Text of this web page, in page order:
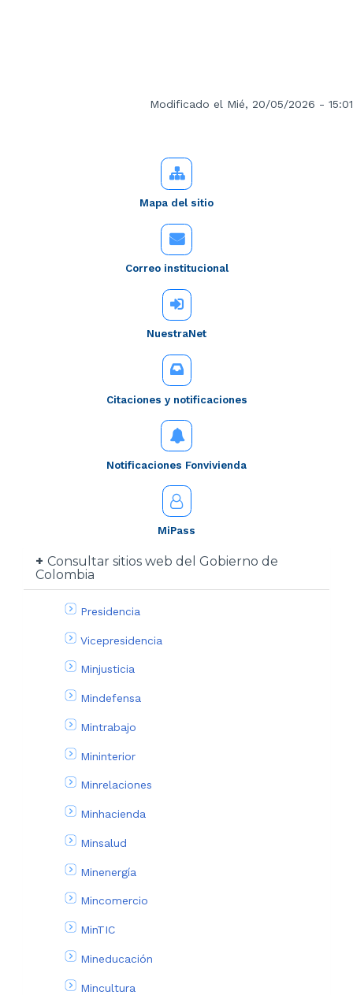
Modificado el Mié, 20/05/2026 - 15:01
Mapa del sitio
Correo institucional
NuestraNet
Citaciones y notificaciones
Notificaciones Fonvivienda
MiPass
Consultar sitios web del Gobierno de
Colombia
Presidencia
Vicepresidencia
Minjusticia
Mindefensa
Mintrabajo
Mininterior
Minrelaciones
Minhacienda
Minsalud
Minenergía
Mincomercio
MinTIC
Mineducación
Mincultura